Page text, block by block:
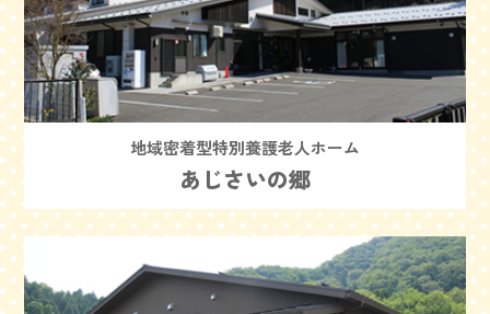
地域密着型特別養護老人ホーム
あじさいの郷